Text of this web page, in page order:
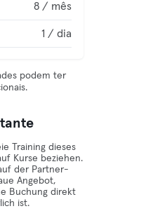
8 / mês
1 / dia
podem ter
Training dieses
Kurse beziehen.
der Partner-
Angebot,
Buchung direkt
ist.